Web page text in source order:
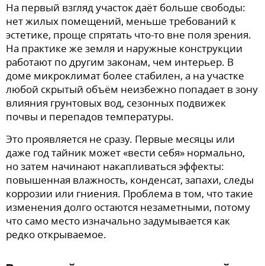
На первый взгляд участок даёт больше свободы:
нет жилых помещений, меньше требований к
эстетике, проще спрятать что-то вне поля зрения.
На практике же земля и наружные конструкции
работают по другим законам, чем интерьер. В
доме микроклимат более стабилен, а на участке
любой скрытый объём неизбежно попадает в зону
влияния грунтовых вод, сезонных подвижек
почвы и перепадов температуры.
Это проявляется не сразу. Первые месяцы или
даже год тайник может «вести себя» нормально,
но затем начинают накапливаться эффекты:
повышенная влажность, конденсат, запахи, следы
коррозии или гниения. Проблема в том, что такие
изменения долго остаются незаметными, потому
что само место изначально задумывается как
редко открываемое.